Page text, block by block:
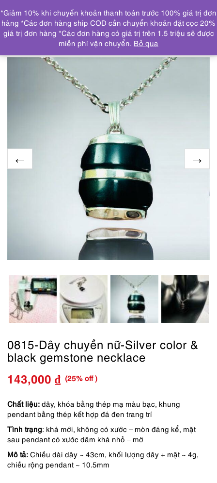
DANH MỤC
Trang chủ TOÀN BỘ SẢN PHẨM
0815-Dây chuyền nữ-
Silver color & black gemstone necklace
0815-Dây chuyền nữ-Silver color &
black gemstone necklace
Giá
gốc
là:
190,000 ₫.
143,000 ₫
Giá
hiện
tại
là:
143,000 ₫.
(25% off )
Chất liệu: dây, khóa bằng thép mạ màu bạc, khung
pendant bằng thép kết hợp đá đen trang trí
Tình trạng: khá mới, không có xước – mòn đáng kể, mặt
sau pendant có xước dăm khá nhỏ – mờ
Mô tả: Chiều dài dây ~ 43cm, khối lượng dây + mặt ~ 4g,
chiều rộng pendant ~ 10.5mm
*Giảm 10% khi chuyển khoản thanh toán trước 100% giá trị đơn
hàng *Các đơn hàng ship COD cần chuyển khoản đặt cọc 20%
giá trị đơn hàng *Các đơn hàng có giá trị trên 1.5 triệu sẽ được
miễn phí vận chuyển. Bỏ qua